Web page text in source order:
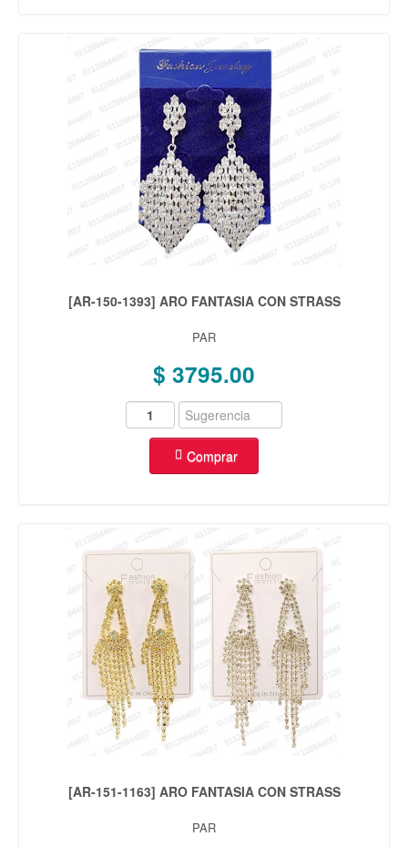
[AR-150-1393] ARO FANTASIA CON STRASS
PAR
$ 3795.00
Comprar
[AR-151-1163] ARO FANTASIA CON STRASS
PAR